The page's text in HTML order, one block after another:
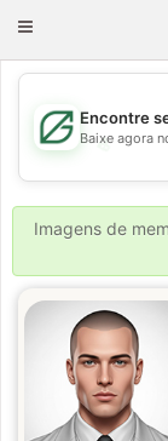
Toggle
💖
Encontre
Baixe agora
Imagens de